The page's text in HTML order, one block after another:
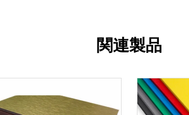
関連製品